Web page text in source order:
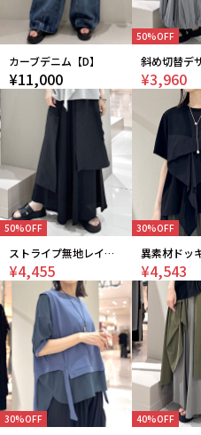
カーブデニム【D】
¥11,000
50%OFF
¥3,960
50%OFF
ストライプ無地レイヤードパンツ
¥4,455
30%OFF
¥4,543
30%OFF 40%OFF